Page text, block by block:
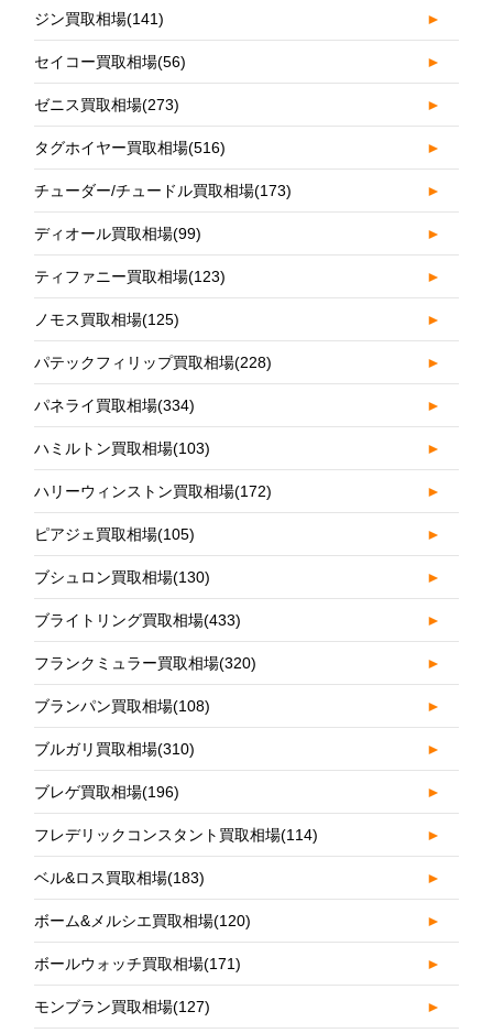
ジン買取相場(141) ►
セイコー買取相場(56) ►
ゼニス買取相場(273) ►
タグホイヤー買取相場(516) ►
チューダー/チュードル買取相場(173) ►
ディオール買取相場(99) ►
ティファニー買取相場(123) ►
ノモス買取相場(125) ►
パテックフィリップ買取相場(228) ►
パネライ買取相場(334) ►
ハミルトン買取相場(103) ►
ハリーウィンストン買取相場(172) ►
ピアジェ買取相場(105) ►
ブシュロン買取相場(130) ►
ブライトリング買取相場(433) ►
フランクミュラー買取相場(320) ►
ブランパン買取相場(108) ►
ブルガリ買取相場(310) ►
ブレゲ買取相場(196) ►
フレデリックコンスタント買取相場(114) ►
ベル&ロス買取相場(183) ►
ボーム&メルシエ買取相場(120) ►
ボールウォッチ買取相場(171) ►
モンブラン買取相場(127) ►